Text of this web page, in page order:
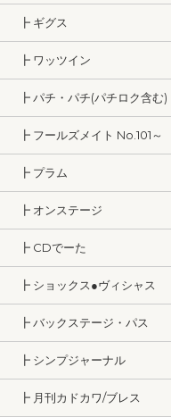
┣ ギグス
┣ ワッツイン
┣ パチ・パチ(パチロク含む)
┣ フールズメイト No.101～
┣ プラム
┣ オンステージ
┣ CDでーた
┣ ショックス●ヴィシャス
┣ バックステージ・パス
┣ シンプジャーナル
┣ 月刊カドカワ/ブレス